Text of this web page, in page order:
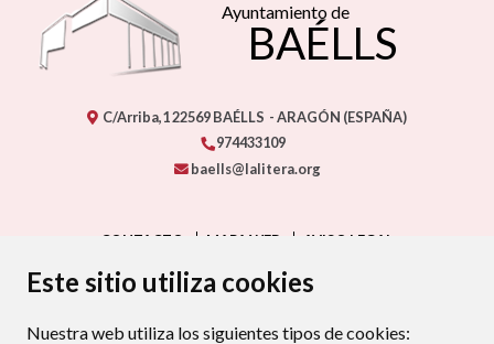
Este sitio utiliza cookies
Nuestra web utiliza los siguientes tipos de cookies:
Ayuntamiento de
BAÉLLS
C/Arriba,122569BAÉLLS - ARAGÓN (ESPAÑA)
974433109
baells@lalitera.org
CONTACTO MAPA WEB
AVISO LEGAL
PROTECCIÓN DE DATOS
POLÍTICA DE COOKIES